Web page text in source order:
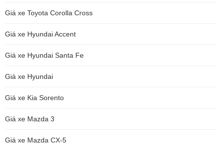
Giá xe Toyota Corolla Cross
Giá xe Hyundai Accent
Giá xe Hyundai Santa Fe
Giá xe Hyundai
Giá xe Kia Sorento
Giá xe Mazda 3
Giá xe Mazda CX-5